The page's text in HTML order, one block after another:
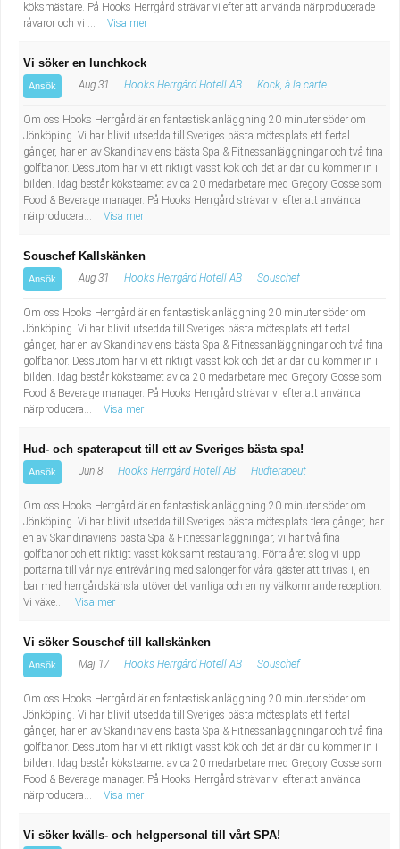
köksmästare. På Hooks Herrgård strävar vi efter att använda närproducerade
råvaror och vi ...
Visa mer
Vi söker en lunchkock
Ansök Aug 31 Hooks Herrgård Hotell AB Kock, à la carte
Om oss Hooks Herrgård är en fantastisk anläggning 20 minuter söder om
Jönköping. Vi har blivit utsedda till Sveriges bästa mötesplats ett flertal
gånger, har en av Skandinaviens bästa Spa & Fitnessanläggningar och två fina
golfbanor. Dessutom har vi ett riktigt vasst kök och det är där du kommer in i
bilden. Idag består köksteamet av ca 20 medarbetare med Gregory Gosse som
Food & Beverage manager. På Hooks Herrgård strävar vi efter att använda
närproducera...
Visa mer
Souschef Kallskänken
Ansök Aug 31 Hooks Herrgård Hotell AB Souschef
Om oss Hooks Herrgård är en fantastisk anläggning 20 minuter söder om
Jönköping. Vi har blivit utsedda till Sveriges bästa mötesplats ett flertal
gånger, har en av Skandinaviens bästa Spa & Fitnessanläggningar och två fina
golfbanor. Dessutom har vi ett riktigt vasst kök och det är där du kommer in i
bilden. Idag består köksteamet av ca 20 medarbetare med Gregory Gosse som
Food & Beverage manager. På Hooks Herrgård strävar vi efter att använda
närproducera...
Visa mer
Hud- och spaterapeut till ett av Sveriges bästa spa!
Ansök Jun 8 Hooks Herrgård Hotell AB Hudterapeut
Om oss Hooks Herrgård är en fantastisk anläggning 20 minuter söder om
Jönköping. Vi har blivit utsedda till Sveriges bästa mötesplats flera gånger, har
en av Skandinaviens bästa Spa & Fitnessanläggningar, vi har två fina
golfbanor och ett riktigt vasst kök samt restaurang. Förra året slog vi upp
portarna till vår nya entrévåning med salonger för våra gäster att trivas i, en
bar med herrgårdskänsla utöver det vanliga och en ny välkomnande reception.
Vi växe...
Visa mer
Vi söker Souschef till kallskänken
Ansök Maj 17 Hooks Herrgård Hotell AB Souschef
Om oss Hooks Herrgård är en fantastisk anläggning 20 minuter söder om
Jönköping. Vi har blivit utsedda till Sveriges bästa mötesplats ett flertal
gånger, har en av Skandinaviens bästa Spa & Fitnessanläggningar och två fina
golfbanor. Dessutom har vi ett riktigt vasst kök och det är där du kommer in i
bilden. Idag består köksteamet av ca 20 medarbetare med Gregory Gosse som
Food & Beverage manager. På Hooks Herrgård strävar vi efter att använda
närproducera...
Visa mer
Vi söker kvälls- och helgpersonal till vårt SPA!